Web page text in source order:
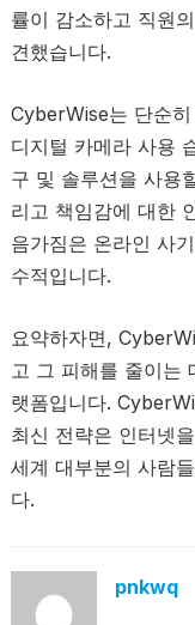
률이 감소하고 직원
견했습니다.
CyberWise는 단순
디지털 카메라 사용
구 및 솔루션을 사용
리고 책임감에 대한
음가짐은 온라인 사
수적입니다.
요약하자면,
고 그 피해를 줄이는
랫폼입니다.
최신 전략은 인터넷
세계 대부분의 사람
다.
pnkwq